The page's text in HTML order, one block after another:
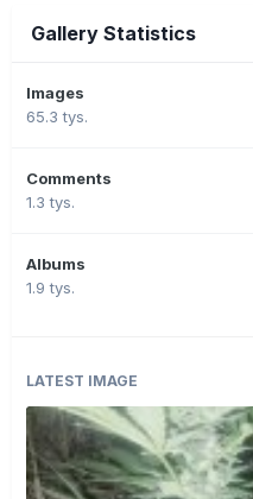
Gallery Statistics
Images
65.3 tys.
Comments
1.3 tys.
Albums
1.9 tys.
LATEST IMAGE